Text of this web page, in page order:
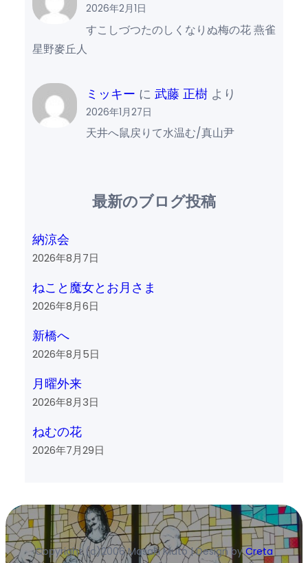
2026年2月1日
すこしづつたのしくなりぬ梅の花 燕雀
星野麥丘人
ミッキー に武藤 正樹 より
2026年1月27日
天井へ鼠戻りて水温む/真山尹
最新のブログ投稿
納涼会
2026年8月7日
ねこと魔女とお月さま
2026年8月6日
新橋へ
2026年8月5日
月曜外来
2026年8月3日
ねむの花
2026年7月29日
Copyright (c)2006 Masaki Muto | Design byCreta